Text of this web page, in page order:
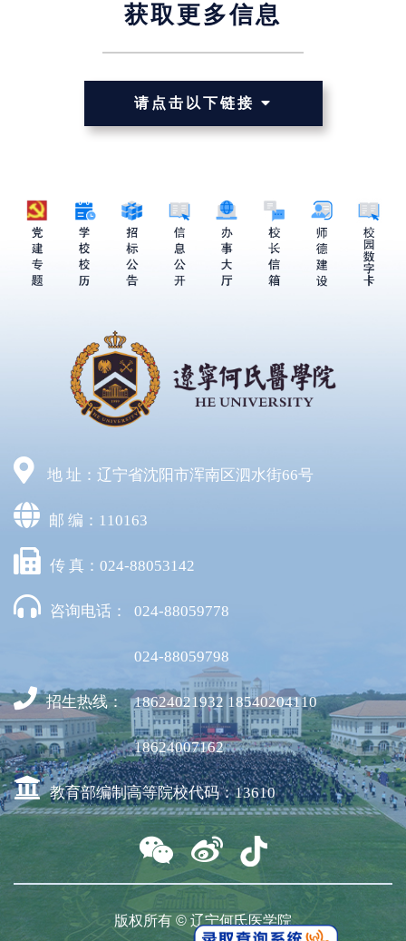
获取更多信息
请点击以下链接
地 址：辽宁省沈阳市浑南区泗水街66号
邮 编：110163
传 真：024-88053142
咨询电话： 024-88059778
024-88059798
招生热线： 18624021932 18540204110
18624007162
教育部编制高等院校代码：13610
版权所有 © 辽宁何氏医学院